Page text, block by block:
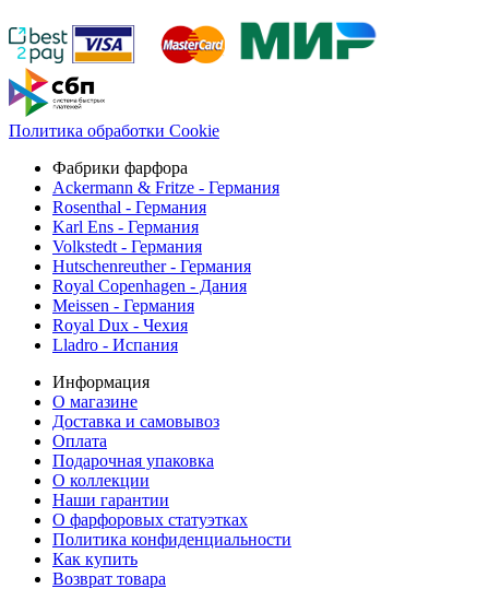
Политика обработки Cookie
Фабрики фарфора
Ackermann & Fritze - Германия
Rosenthal - Германия
Karl Ens - Германия
Volkstedt - Германия
Hutschenreuther - Германия
Royal Copenhagen - Дания
Meissen - Германия
Royal Dux - Чехия
Lladro - Испания
Информация
О магазине
Доставка и самовывоз
Оплата
Подарочная упаковка
О коллекции
Наши гарантии
О фарфоровых статуэтках
Политика конфиденциальности
Как купить
Возврат товара